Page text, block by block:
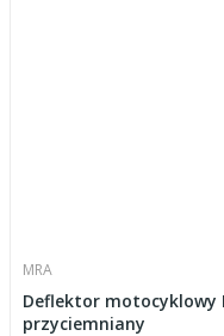
MRA
Deflektor motocyklowy
przyciemniany